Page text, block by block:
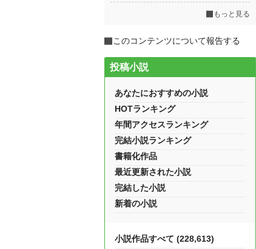
もっと見る
このコンテンツについて報告する
投稿小説
あなたにおすすめの小説
HOTランキング
年間アクセスランキング
完結小説ランキング
書籍化作品
最近更新された小説
完結した小説
新着の小説
小説作品すべて (228,613)